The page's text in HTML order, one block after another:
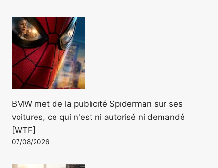
BMW met de la publicité Spiderman sur ses
voitures, ce qui n'est ni autorisé ni demandé
[WTF]
07/08/2026